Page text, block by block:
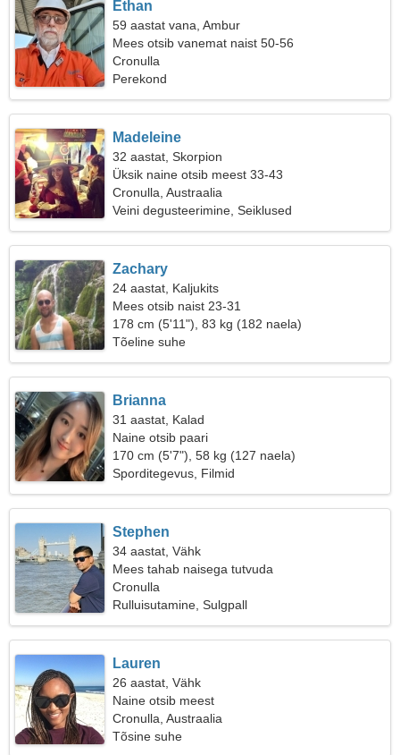
Ethan
59 aastat vana, Ambur
Mees otsib vanemat naist 50-56
Cronulla
Perekond
Madeleine
32 aastat, Skorpion
Üksik naine otsib meest 33-43
Cronulla, Austraalia
Veini degusteerimine, Seiklused
Zachary
24 aastat, Kaljukits
Mees otsib naist 23-31
178 cm (5'11"), 83 kg (182 naela)
Tõeline suhe
Brianna
31 aastat, Kalad
Naine otsib paari
170 cm (5'7"), 58 kg (127 naela)
Sporditegevus, Filmid
Stephen
34 aastat, Vähk
Mees tahab naisega tutvuda
Cronulla
Rulluisutamine, Sulgpall
Lauren
26 aastat, Vähk
Naine otsib meest
Cronulla, Austraalia
Tõsine suhe